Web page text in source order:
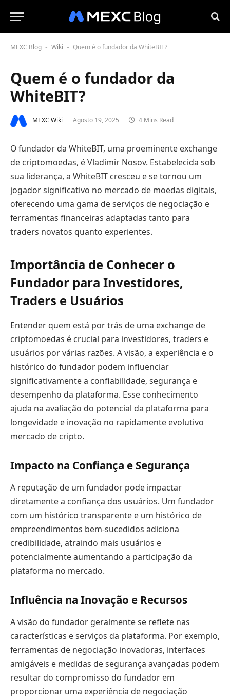
MEXC Blog - Wiki - Quem é o fundador da WhiteBIT?
Quem é o fundador da
WhiteBIT?
MEXC Wiki Agosto 19, 2025 4 Mins Read
O fundador da WhiteBIT, uma proeminente exchange
de criptomoedas, é Vladimir Nosov. Estabelecida sob
sua liderança, a WhiteBIT cresceu e se tornou um
jogador significativo no mercado de moedas digitais,
oferecendo uma gama de serviços de negociação e
ferramentas financeiras adaptadas tanto para
traders novatos quanto experientes.
Importância de Conhecer o
Fundador para Investidores,
Traders e Usuários
Entender quem está por trás de uma exchange de
criptomoedas é crucial para investidores, traders e
usuários por várias razões. A visão, a experiência e o
histórico do fundador podem influenciar
significativamente a confiabilidade, segurança e
desempenho da plataforma. Esse conhecimento
ajuda na avaliação do potencial da plataforma para
longevidade e inovação no rapidamente evolutivo
mercado de cripto.
Impacto na Confiança e Segurança
A reputação de um fundador pode impactar
diretamente a confiança dos usuários. Um fundador
com um histórico transparente e um histórico de
empreendimentos bem-sucedidos adiciona
credibilidade, atraindo mais usuários e
potencialmente aumentando a participação da
plataforma no mercado.
Influência na Inovação e Recursos
A visão do fundador geralmente se reflete nas
características e serviços da plataforma. Por exemplo,
ferramentas de negociação inovadoras, interfaces
amigáveis e medidas de segurança avançadas podem
resultar do compromisso do fundador em
proporcionar uma experiência de negociação